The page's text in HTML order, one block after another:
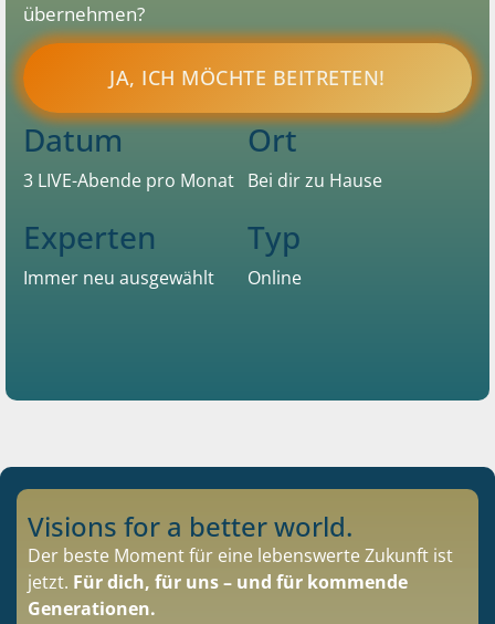
Datum
3 LIVE-Abende pro Monat
Ort
Bei dir zu Hause
Experten
Immer neu ausgewählt
Typ
Online
übernehmen?
JA, ICH MÖCHTE BEITRETEN!
Visions for a better world.
Der beste Moment für eine lebenswerte Zukunft ist
jetzt. Für dich, für uns – und für kommende
Generationen.